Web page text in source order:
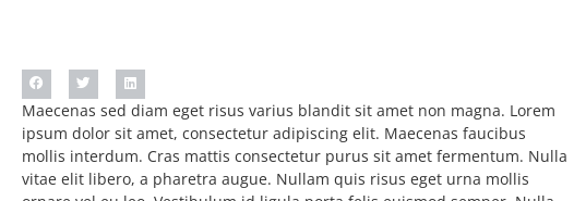
Maecenas sed diam eget risus varius blandit sit amet non magna. Lorem
ipsum dolor sit amet, consectetur adipiscing elit. Maecenas faucibus
mollis interdum. Cras mattis consectetur purus sit amet fermentum. Nulla
vitae elit libero, a pharetra augue. Nullam quis risus eget urna mollis